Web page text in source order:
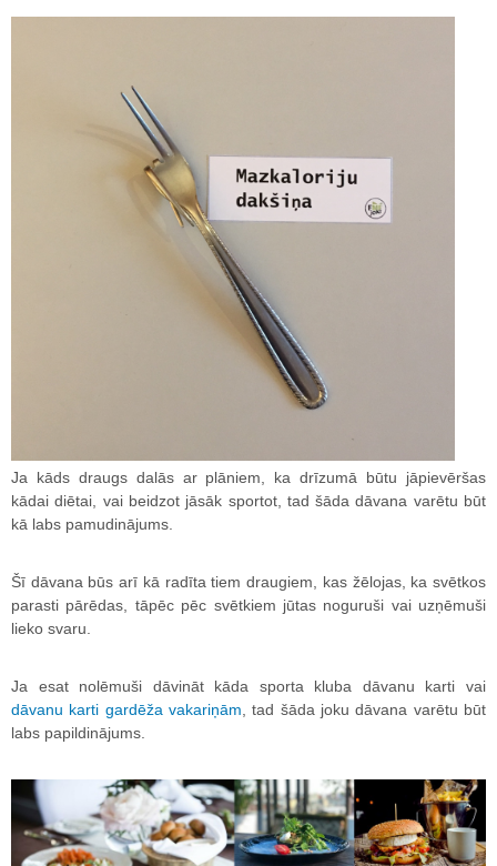
Ja kāds draugs dalās ar plāniem, ka drīzumā būtu jāpievēršas
kādai diētai, vai beidzot jāsāk sportot, tad šāda dāvana varētu būt
kā labs pamudinājums.
Šī dāvana būs arī kā radīta tiem draugiem, kas žēlojas, ka svētkos
parasti pārēdas, tāpēc pēc svētkiem jūtas noguruši vai uzņēmuši
lieko svaru.
Ja esat nolēmuši dāvināt kāda sporta kluba dāvanu karti vai
dāvanu karti gardēža vakariņām, tad šāda joku dāvana varētu būt
labs papildinājums.